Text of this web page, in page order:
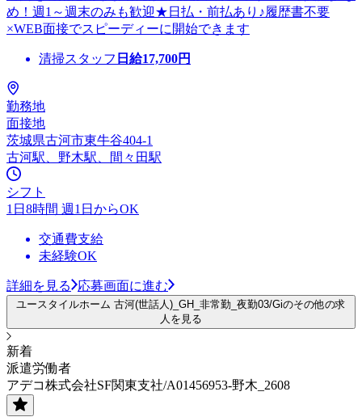
め！週1～週末のみも歓迎★日払・前払あり♪履歴書不要
×WEB面接でスピーディーに開始できます
清掃スタッフ 日給17,700円
勤務地
面接地
茨城県古河市東牛谷404-1
古河駅、野木駅、間々田駅
シフト
1日8時間 週1日からOK
交通費支給
未経験OK
詳細を見る 応募画面に進む
ユースタイルホーム 古河(世話人)_GH_非常勤_夜勤03/Giのその他の求
人を見る
新着
派遣労働者
アデコ株式会社SF関東支社/A01456953-野木_2608